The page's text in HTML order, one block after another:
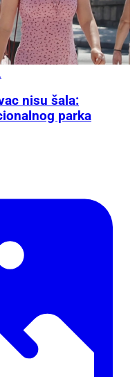
nisu šala:
parka